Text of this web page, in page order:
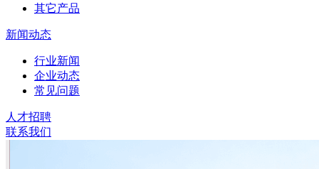
其它产品
新闻动态
行业新闻
企业动态
常见问题
人才招聘
联系我们